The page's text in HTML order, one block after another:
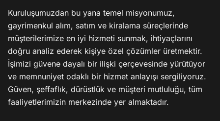
Kuruluşumuzdan bu yana temel misyonumuz,
gayrimenkul alım, satım ve kiralama süreçlerinde
müşterilerimize en iyi hizmeti sunmak, ihtiyaçlarını
doğru analiz ederek kişiye özel çözümler üretmektir.
İşimizi güvene dayalı bir ilişki çerçevesinde yürütüyor
ve memnuniyet odaklı bir hizmet anlayışı sergiliyoruz.
Güven, şeffaflık, dürüstlük ve müşteri mutluluğu, tüm
faaliyetlerimizin merkezinde yer almaktadır.